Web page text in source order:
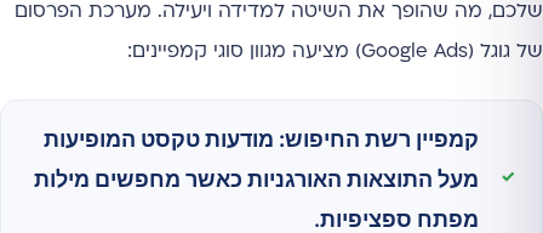
שלכם, מה שהופך את השיטה למדידה ויעילה. מערכת הפרסום
של גוגל (Google Ads) מציעה מגוון סוגי קמפיינים:
קמפיין רשת החיפוש: מודעות טקסט המופיעות
מעל התוצאות האורגניות כאשר מחפשים מילות
מפתח ספציפיות.